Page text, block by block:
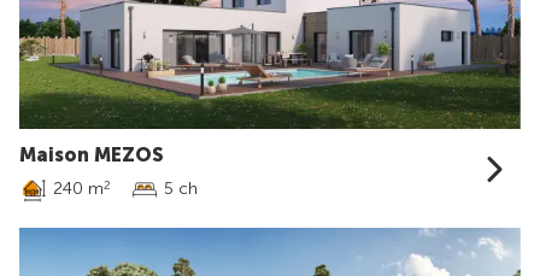
Maison MEZOS
240 m2 5 ch